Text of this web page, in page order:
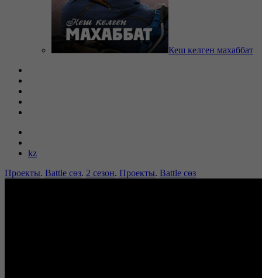
Кеш келген махаббат
kz
Проекты. Battle сөз. 2 сезон. Проекты. Battle сөз